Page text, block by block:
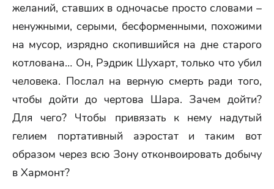
желаний, ставших в одночасье просто словами –
ненужными, серыми, бесформенными, похожими
на мусор, изрядно скопившийся на дне старого
котлована… Он, Рэдрик Шухарт, только что убил
человека. Послал на верную смерть ради того,
чтобы дойти до чертова Шара. Зачем дойти?
Для чего? Чтобы привязать к нему надутый
гелием портативный аэростат и таким вот
образом через всю Зону отконвоировать добычу
в Хармонт?